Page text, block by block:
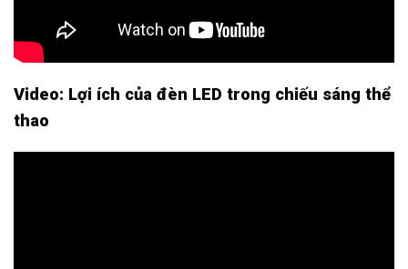
Video: Lợi ích của đèn LED trong chiếu sáng thể
thao